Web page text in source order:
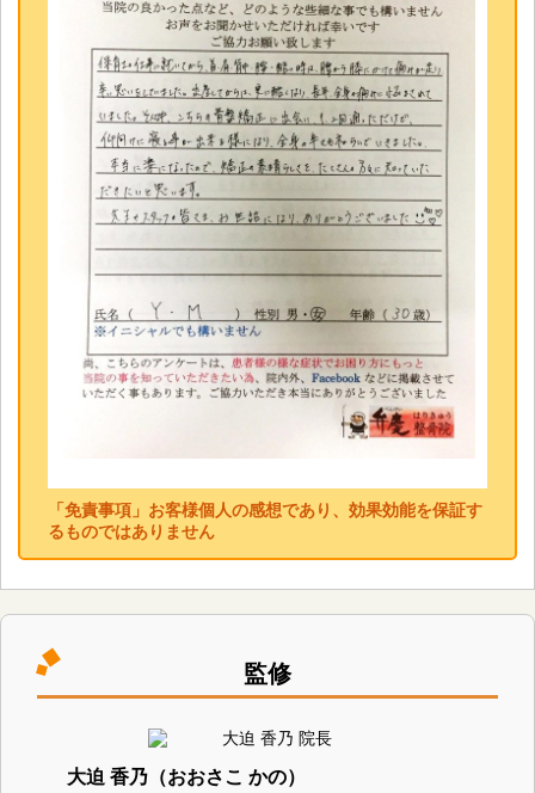
「免責事項」お客様個人の感想であり、効果効能を保証す
るものではありません
監修
大迫 香乃（おおさこ かの）